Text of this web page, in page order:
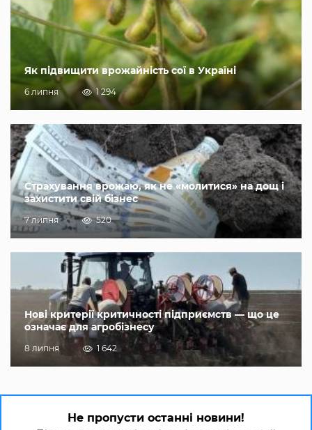
Як підвищити врожайність сої в Україні
6 липня 1 294
Страхування врожаю, як не «молитися» на дощ і
захистити свій бізнес
7 липня 520
Нові критерії критичності підприємств — що це
означає для агробізнесу
8 липня 1 642
Не пропусти останні новини!